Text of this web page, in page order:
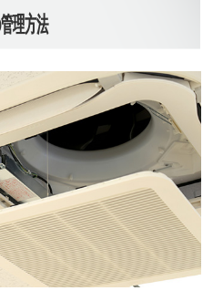
理方法